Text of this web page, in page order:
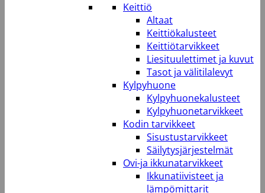
Keittiö
Altaat
Keittiökalusteet
Keittiötarvikkeet
Liesituulettimet ja kuvut
Tasot ja välitilalevyt
Kylpyhuone
Kylpyhuonekalusteet
Kylpyhuonetarvikkeet
Kodin tarvikkeet
Sisustustarvikkeet
Säilytysjärjestelmät
Ovi-ja ikkunatarvikkeet
Ikkunatiivisteet ja
lämpömittarit